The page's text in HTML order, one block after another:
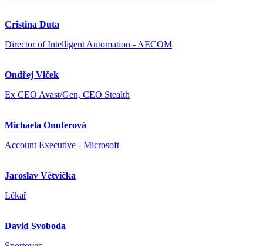
Cristina Duta
Director of Intelligent Automation - AECOM
Ondřej Vlček
Ex CEO Avast/Gen, CEO Stealth
Michaela Onuferová
Account Executive - Microsoft
Jaroslav Větvička
Lékař
David Svoboda